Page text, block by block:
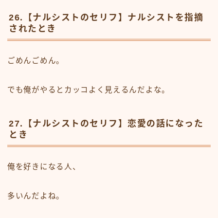
26.【ナルシストのセリフ】ナルシストを指摘
されたとき
ごめんごめん。
でも俺がやるとカッコよく見えるんだよな。
27.【ナルシストのセリフ】恋愛の話になった
とき
俺を好きになる人、
多いんだよね。